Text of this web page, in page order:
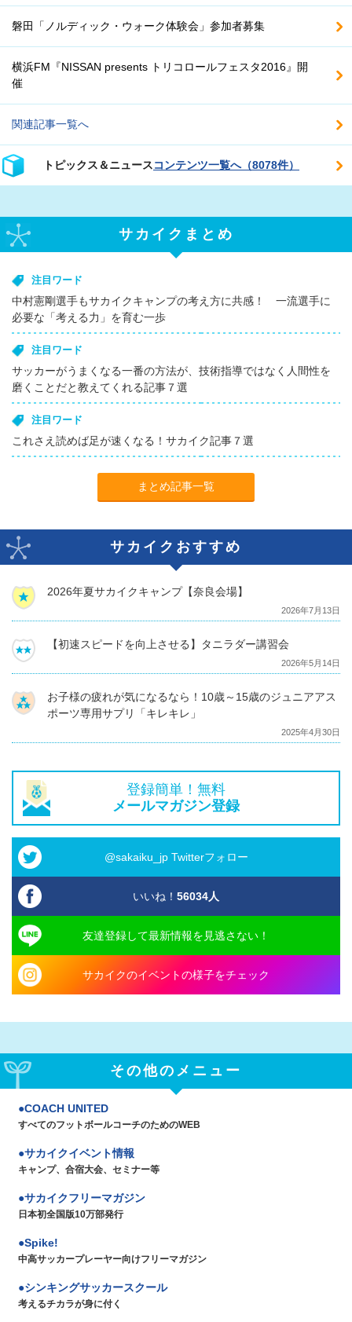
磐田「ノルディック・ウォーク体験会」参加者募集
横浜FM『NISSAN presents トリコロールフェスタ2016』開
催
関連記事一覧へ
トピックス＆ニュースコンテンツ一覧へ（8078件）
サカイクまとめ
注目ワード
中村憲剛選手もサカイクキャンプの考え方に共感！ 一流選手に
必要な「考える力」を育む一歩
注目ワード
サッカーがうまくなる一番の方法が、技術指導ではなく人間性を
磨くことだと教えてくれる記事７選
注目ワード
これさえ読めば足が速くなる！サカイク記事７選
まとめ記事一覧
サカイクおすすめ
2026年夏サカイクキャンプ【奈良会場】
2026年7月13日
【初速スピードを向上させる】タニラダー講習会
2026年5月14日
お子様の疲れが気になるなら！10歳～15歳のジュニアアス
ポーツ専用サプリ「キレキレ」
2025年4月30日
登録簡単！無料
メールマガジン登録
@sakaiku_jp Twitterフォロー
いいね！ 56034人
友達登録して最新情報を見逃さない！
サカイクのイベントの様子をチェック
その他のメニュー
COACH UNITED
すべてのフットボールコーチのためのWEB
サカイクイベント情報
キャンプ、合宿大会、セミナー等
サカイクフリーマガジン
日本初全国版10万部発行
Spike!
中高サッカープレーヤー向けフリーマガジン
シンキングサッカースクール
考えるチカラが身に付く